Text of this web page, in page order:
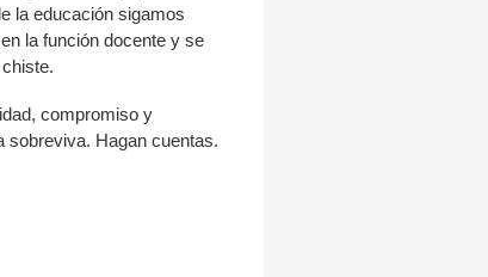
la educación sigamos
la función docente y se
compromiso y
sobreviva. Hagan cuentas.